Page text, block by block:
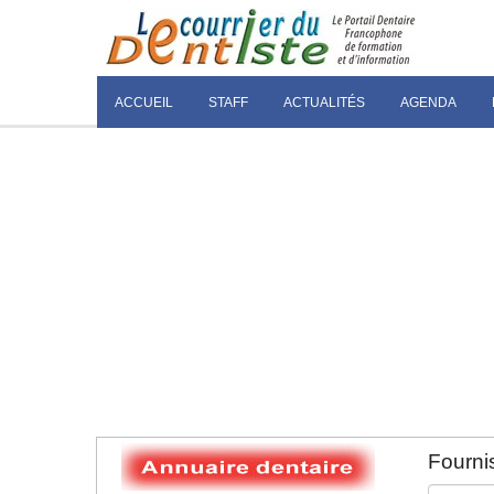
ACCUEIL STAFF ACTUALITÉS AGENDA